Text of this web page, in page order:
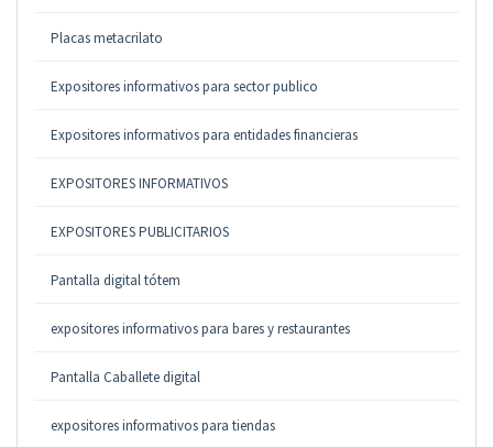
Placas metacrilato
Expositores informativos para sector publico
Expositores informativos para entidades financieras
EXPOSITORES INFORMATIVOS
EXPOSITORES PUBLICITARIOS
Pantalla digital tótem
expositores informativos para bares y restaurantes
Pantalla Caballete digital
expositores informativos para tiendas